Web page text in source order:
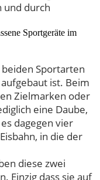
und durch
Sportgeräte im
Sportarten
ist. Beim
Zielmarken oder
eine Daube,
dagegen vier
in die der
diese zwei
Einzig dass sie auf